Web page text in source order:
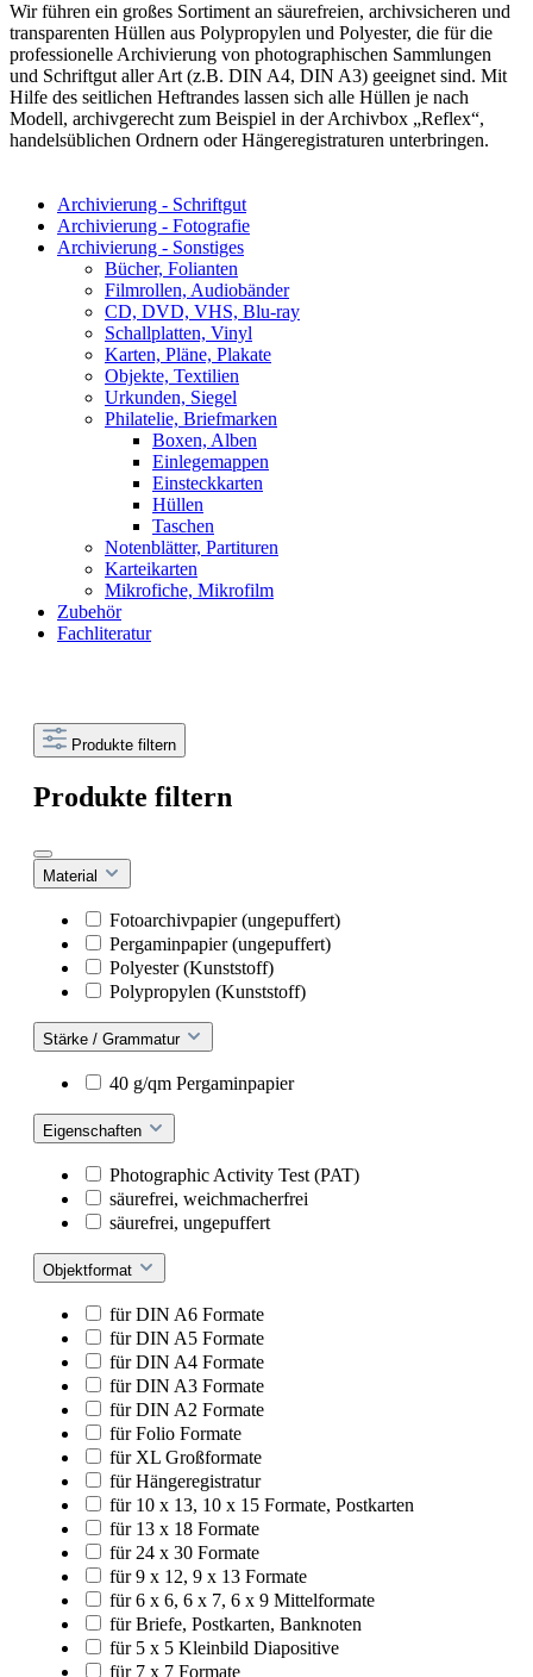
Wir führen ein großes Sortiment an säurefreien, archivsicheren und
transparenten Hüllen aus Polypropylen und Polyester, die für die
professionelle Archivierung von photographischen Sammlungen
und Schriftgut aller Art (z.B. DIN A4, DIN A3) geeignet sind. Mit
Hilfe des seitlichen Heftrandes lassen sich alle Hüllen je nach
Modell, archivgerecht zum Beispiel in der Archivbox „Reflex“,
handelsüblichen Ordnern oder Hängeregistraturen unterbringen.
Archivierung - Schriftgut
Archivierung - Fotografie
Archivierung - Sonstiges
Bücher, Folianten
Filmrollen, Audiobänder
CD, DVD, VHS, Blu-ray
Schallplatten, Vinyl
Karten, Pläne, Plakate
Objekte, Textilien
Urkunden, Siegel
Philatelie, Briefmarken
Boxen, Alben
Einlegemappen
Einsteckkarten
Hüllen
Taschen
Notenblätter, Partituren
Karteikarten
Mikrofiche, Mikrofilm
Zubehör
Fachliteratur
Produkte filtern
Produkte filtern
Material
Fotoarchivpapier (ungepuffert)
Pergaminpapier (ungepuffert)
Polyester (Kunststoff)
Polypropylen (Kunststoff)
Stärke / Grammatur
40 g/qm Pergaminpapier
Eigenschaften
Photographic Activity Test (PAT)
säurefrei, weichmacherfrei
säurefrei, ungepuffert
Objektformat
für DIN A6 Formate
für DIN A5 Formate
für DIN A4 Formate
für DIN A3 Formate
für DIN A2 Formate
für Folio Formate
für XL Großformate
für Hängeregistratur
für 10 x 13, 10 x 15 Formate, Postkarten
für 13 x 18 Formate
für 24 x 30 Formate
für 9 x 12, 9 x 13 Formate
für 6 x 6, 6 x 7, 6 x 9 Mittelformate
für Briefe, Postkarten, Banknoten
für 5 x 5 Kleinbild Diapositive
für 7 x 7 Formate